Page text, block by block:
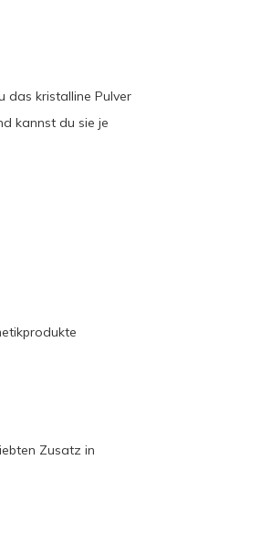
das kristalline Pulver
kannst du sie je
Zusatz in